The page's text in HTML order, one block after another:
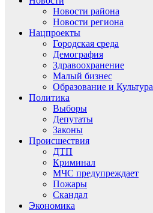
Новости района
Новости региона
Нацпроекты
Городская среда
Демография
Здравоохранение
Малый бизнес
Образование и Культура
Политика
Выборы
Депутаты
Законы
Происшествия
ДТП
Криминал
МЧС предупреждает
Пожары
Скандал
Экономика